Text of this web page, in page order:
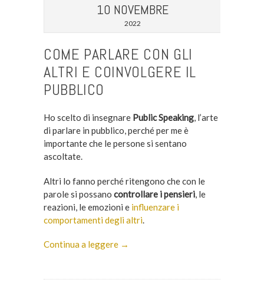
10 NOVEMBRE
2022
COME PARLARE CON GLI
ALTRI E COINVOLGERE IL
PUBBLICO
Ho scelto di insegnare Public Speaking, l’arte
di parlare in pubblico, perché per me è
importante che le persone si sentano
ascoltate.
Altri lo fanno perché ritengono che con le
parole si possano controllare i pensieri, le
reazioni, le emozioni e influenzare i
comportamenti degli altri.
Continua a leggere →